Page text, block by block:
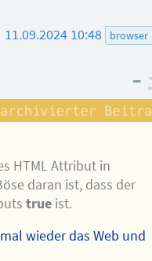
11.09.2024 10:48
browser
–
HTML Attribut in
daran ist, dass der
true ist.
wieder das Web und